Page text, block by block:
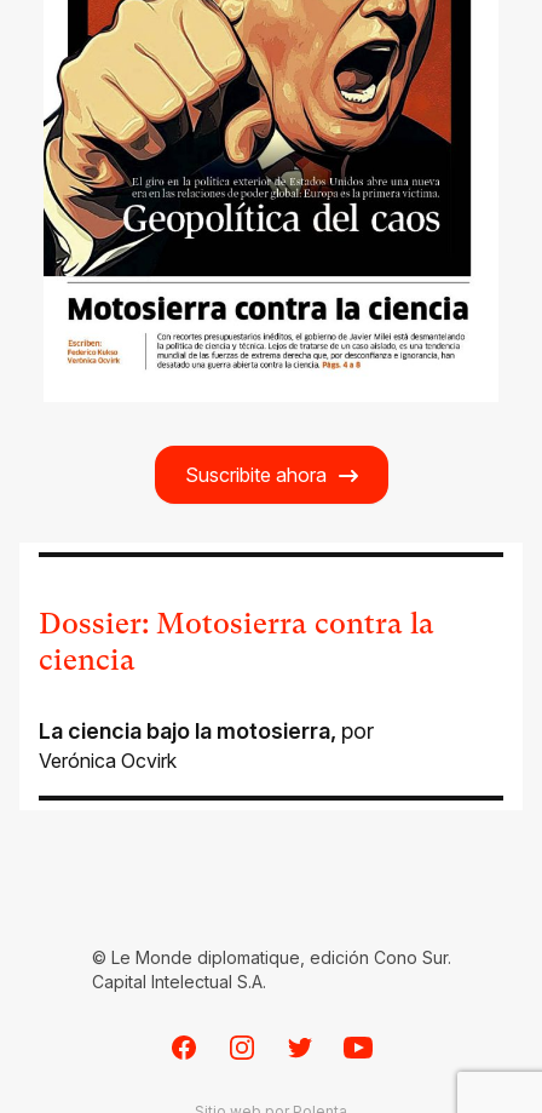
Suscribite ahora
Dossier: Motosierra contra la
ciencia
La ciencia bajo la motosierra, por
Verónica Ocvirk
© Le Monde diplomatique, edición Cono Sur.
Capital Intelectual S.A.
FacebookInstagramTwitterYoutube